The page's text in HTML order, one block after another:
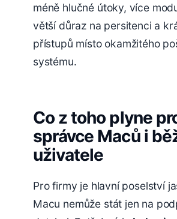
méně hlučné útoky, více
větší důraz na persitenci a
přístupů místo okamžitého
systému.
Co z toho plyne
správce Maců i
uživatele
Pro firmy je hlavní poselství
Macu nemůže stát jen na